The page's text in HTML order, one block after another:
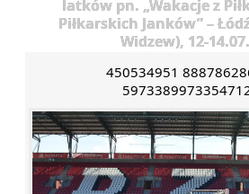
latków pn. „Wakacje z
Piłkarskich Janków” –
Widzew), 12-
450534951